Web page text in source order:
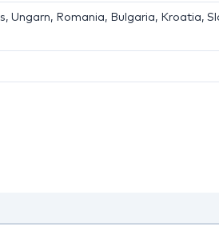
Ungarn, Romania, Bulgaria, Kroatia,